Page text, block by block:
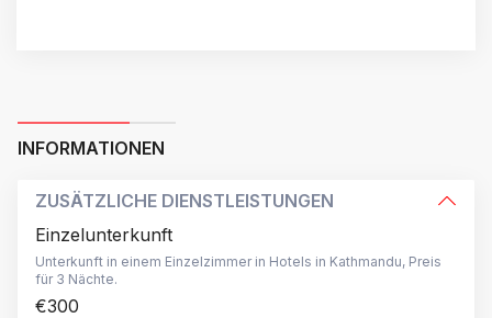
INFORMATIONEN
ZUSÄTZLICHE DIENSTLEISTUNGEN
Einzelunterkunft
Unterkunft in einem Einzelzimmer in Hotels in Kathmandu, Preis
für 3 Nächte.
€300